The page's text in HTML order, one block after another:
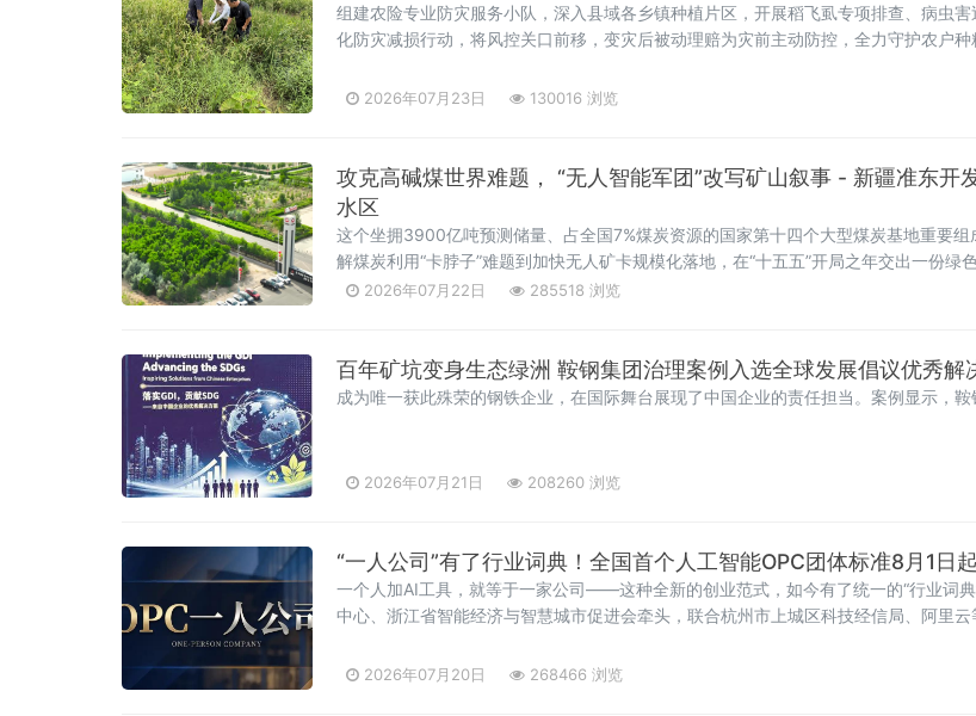
组建农险专业防灾服务小队，深入县域各乡镇种植片区，开展稻飞虱专项排查、病虫
化防灾减损行动，将风控关口前移，变灾后被动理赔为灾前主动防控，全力守护农户
2026年07月23日 130016 浏览
攻克高碱煤世界难题， “无人智能军团”改写矿山叙事 - 新疆准东开
水区
这个坐拥3900亿吨预测储量、占全国7%煤炭资源的国家第十四个大型煤炭基地重要
解煤炭利用“卡脖子”难题到加快无人矿卡规模化落地，在“十五五”开局之年交出一份绿
2026年07月22日 285518 浏览
百年矿坑变身生态绿洲 鞍钢集团治理案例入选全球发展倡议优秀解
成为唯一获此殊荣的钢铁企业，在国际舞台展现了中国企业的责任担当。案例显示，
2026年07月21日 208260 浏览
“一人公司”有了行业词典！全国首个人工智能OPC团体标准8月1日
一个人加AI工具，就等于一家公司——这种全新的创业范式，如今有了统一的“行业词
中心、浙江省智能经济与智慧城市促进会牵头，联合杭州市上城区科技经信局、阿里
司）领域的术语类标
2026年07月20日 268466 浏览